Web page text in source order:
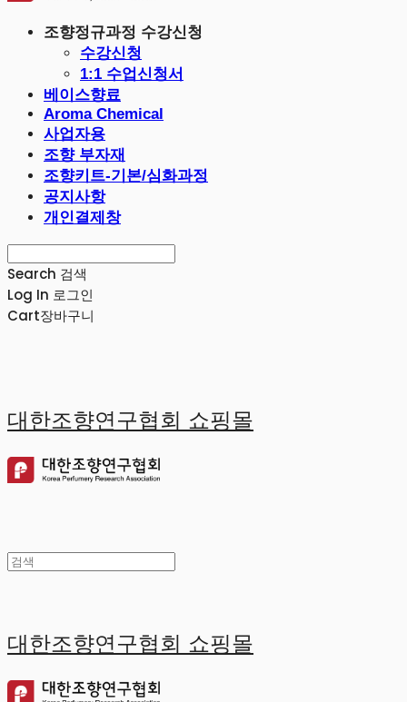
조향정규과정 수강신청
수강신청
1:1 수업신청서
베이스향료
Aroma Chemical
사업자용
조향 부자재
조향키트-기본/심화과정
공지사항
개인결제창
Search 검색
Log In 로그인
Cart장바구니
대한조향연구협회 쇼핑몰
대한조향연구협회 쇼핑몰